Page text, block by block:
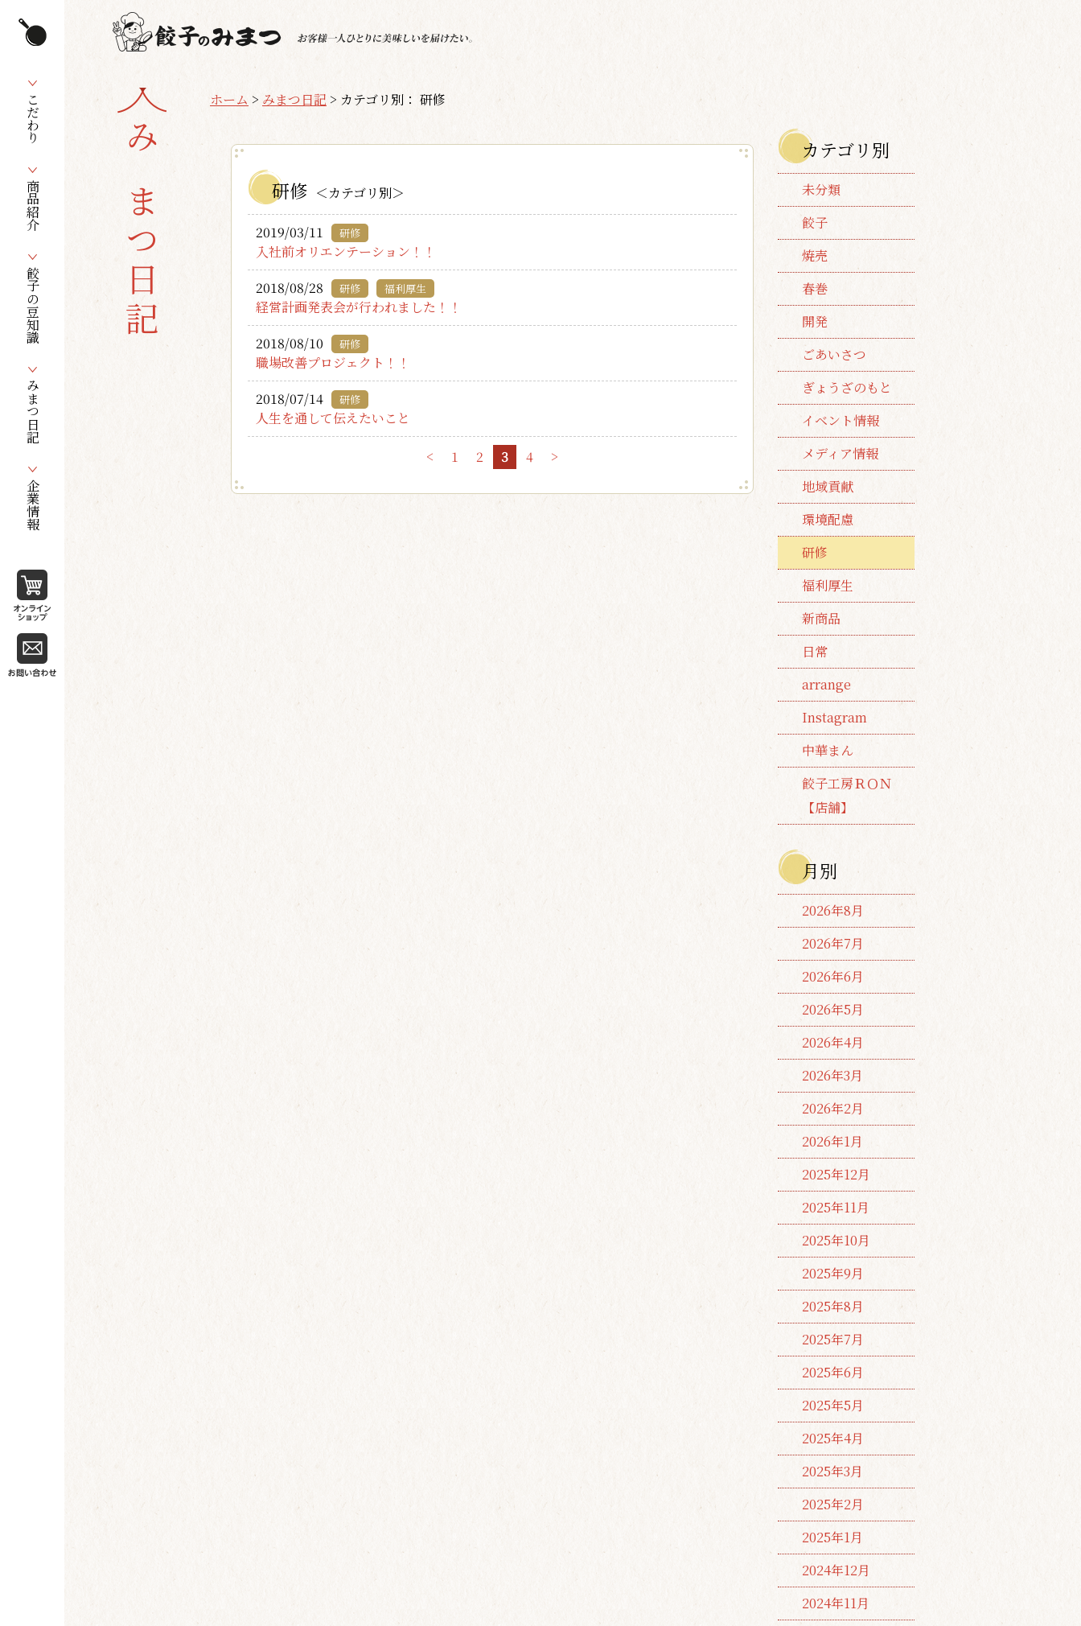
こだわり
商品紹介
餃子の豆知識
みまつ日記
企業情報
みまつ日記
ホーム > みまつ日記 > カテゴリ別： 研修
研修 ＜カテゴリ別＞
2019/03/11 研修
入社前オリエンテーション！！
2018/08/28
研修 福利厚生
経営計画発表会が行われました！！
2018/08/10
研修
職場改善プロジェクト！！
2018/07/14
研修
人生を通して伝えたいこと
< 1 2 3 4 >
カテゴリ別
未分類
餃子
焼売
春巻
開発
ごあいさつ
ぎょうざのもと
イベント情報
メディア情報
地域貢献
環境配慮
研修
福利厚生
新商品
日常
arrange
Instagram
中華まん
餃子工房ＲＯＮ
【店舗】
月別
2026年8月
2026年7月
2026年6月
2026年5月
2026年4月
2026年3月
2026年2月
2026年1月
2025年12月
2025年11月
2025年10月
2025年9月
2025年8月
2025年7月
2025年6月
2025年5月
2025年4月
2025年3月
2025年2月
2025年1月
2024年12月
2024年11月